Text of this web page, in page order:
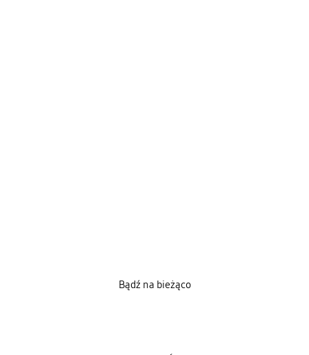
Bądź na bieżąco